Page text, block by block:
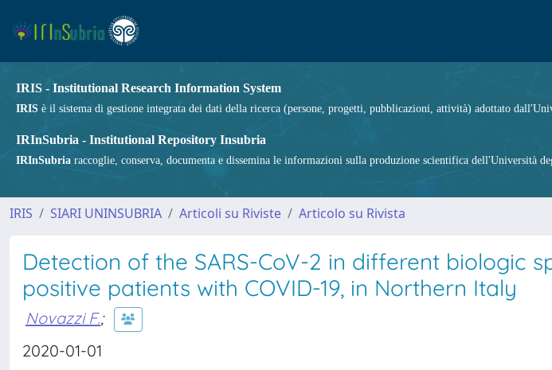
IRIS - Institutional Research Information System
IRIS è il sistema di gestione integrata dei dati della ricerca (persone, progetti, pubblicazioni, attività) adottato
IRInSubria - Institutional Repository Insubria
IRInSubria raccoglie, conserva, documenta e dissemina le informazioni sulla produzione scientifica dell'Università
IRIS SIARI UNINSUBRIA Articoli su Riviste Articolo su Rivista
Detection of the SARS-CoV-2 in different biologic
positive patients with COVID-19, in Northern Italy
Novazzi F.;
2020-01-01